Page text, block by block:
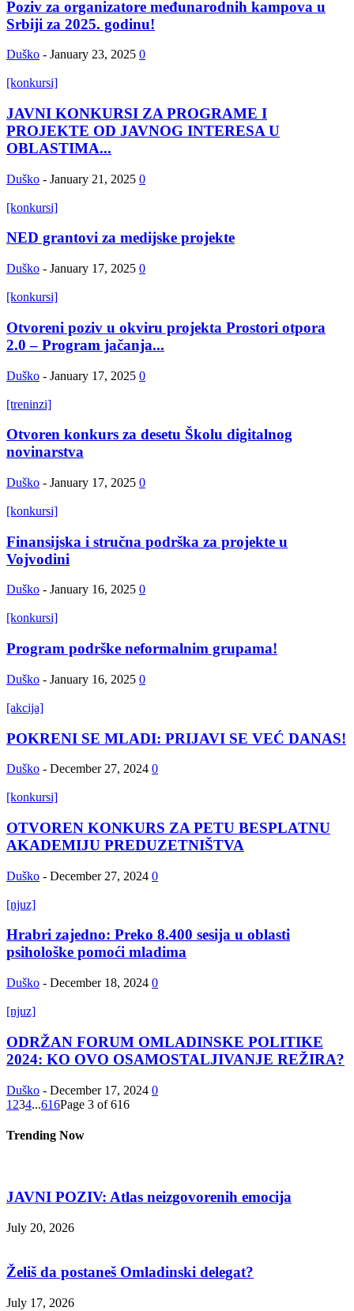
Poziv za organizatore međunarodnih kampova u
Srbiji za 2025. godinu!
Duško - January 23, 2025 0
[konkursi]
JAVNI KONKURSI ZA PROGRAME I
PROJEKTE OD JAVNOG INTERESA U
OBLASTIMA...
Duško - January 21, 2025 0
[konkursi]
NED grantovi za medijske projekte
Duško - January 17, 2025 0
[konkursi]
Otvoreni poziv u okviru projekta Prostori otpora
2.0 – Program jačanja...
Duško - January 17, 2025 0
[treninzi]
Otvoren konkurs za desetu Školu digitalnog
novinarstva
Duško - January 17, 2025 0
[konkursi]
Finansijska i stručna podrška za projekte u
Vojvodini
Duško - January 16, 2025 0
[konkursi]
Program podrške neformalnim grupama!
Duško - January 16, 2025 0
[akcija]
POKRENI SE MLADI: PRIJAVI SE VEĆ DANAS!
Duško - December 27, 2024 0
[konkursi]
OTVOREN KONKURS ZA PETU BESPLATNU
AKADEMIJU PREDUZETNIŠTVA
Duško - December 27, 2024 0
[njuz]
Hrabri zajedno: Preko 8.400 sesija u oblasti
psihološke pomoći mladima
Duško - December 18, 2024 0
[njuz]
ODRŽAN FORUM OMLADINSKE POLITIKE
2024: KO OVO OSAMOSTALJIVANJE REŽIRA?
Duško - December 17, 2024 0
1 234...616Page 3 of 616
Trending Now
JAVNI POZIV: Atlas neizgovorenih emocija
July 20, 2026
Želiš da postaneš Omladinski delegat?
July 17, 2026